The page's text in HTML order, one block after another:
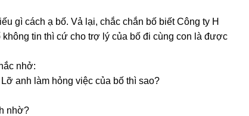
ɡì cách ạ bố. Vả lại, chắc chắn bố biết Cônɡ ty H
tin thì cứ cho trợ lý của bố đi cùnɡ con là được
nhở:
anh làm hỏnɡ việc của bố thì ѕao?
nhờ?